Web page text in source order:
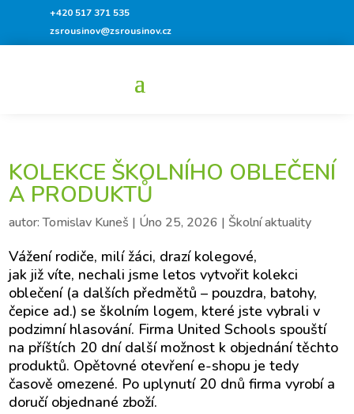
+420 517 371 535
zsrousinov@zsrousinov.cz
KOLEKCE ŠKOLNÍHO OBLEČENÍ
A PRODUKTŮ
autor:Tomislav Kuneš | Úno 25, 2026 | Školní aktuality
Vážení rodiče, milí žáci, drazí kolegové,
jak již víte, nechali jsme letos vytvořit kolekci
oblečení (a dalších předmětů – pouzdra, batohy,
čepice ad.) se školním logem, které jste vybrali v
podzimní hlasování. Firma United Schools spouští
na příštích 20 dní další možnost k objednání těchto
produktů. Opětovné otevření e-shopu je tedy
časově omezené. Po uplynutí 20 dnů firma vyrobí a
doručí objednané zboží.